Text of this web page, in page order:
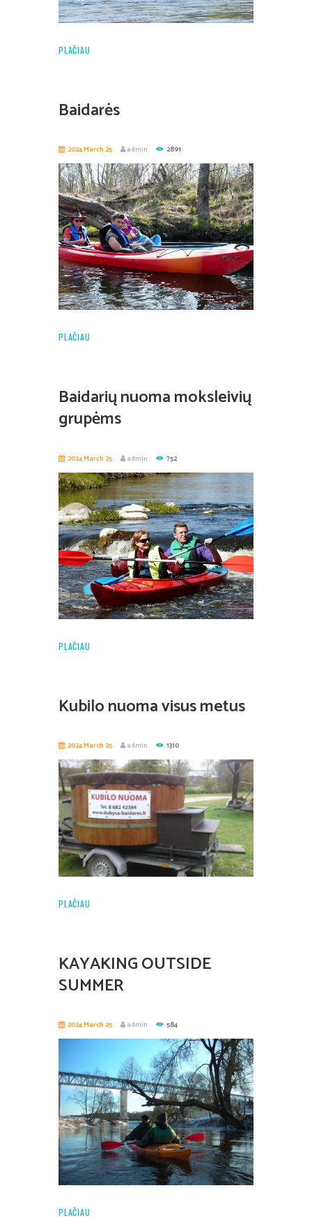
PLAČIAU
Baidarės
2024 March 25 admin 2891
PLAČIAU
Baidarių nuoma moksleivių
grupėms
2024 March 25 admin 752
PLAČIAU
Kubilo nuoma visus metus
2024 March 25 admin 1310
PLAČIAU
KAYAKING OUTSIDE
SUMMER
2024 March 25 admin 584
PLAČIAU